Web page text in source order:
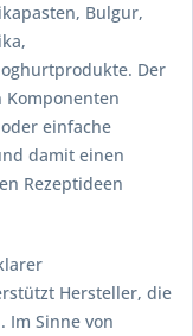
Bulgur,
Der
Komponenten
einfache
damit einen
Rezeptideen
Hersteller, die
Im Sinne von